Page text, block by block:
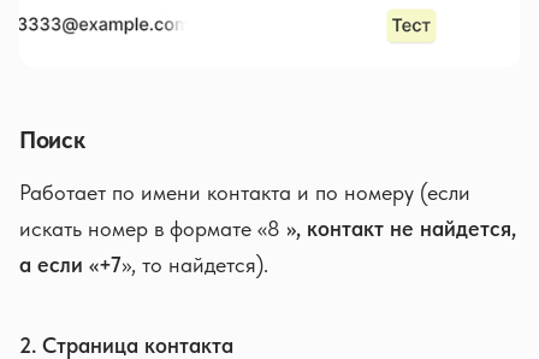
Поиск
Работает по имени контакта и по номеру (если
искать номер в формате «8 », контакт не найдется,
а если «+7», то найдется).
2. Страница контакта